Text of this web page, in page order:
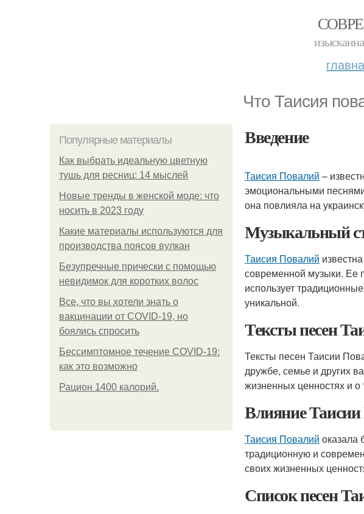
Что Таисия
Популярные материалы
Как выбрать идеальную цветную
тушь для ресниц: 14 мыслей
Новые тренды в женской моде: что
носить в 2023 году
Какие материалы используются для
производства поясов вулкан
Безупречные прически с помощью
невидимок для коротких волос
Все, что вы хотели знать о
вакцинации от COVID-19, но
боялись спросить
Бессимптомное течение COVID-19:
как это возможно
Рацион 1400 калорий.
Введение
Таисия Повалий –
эмоциональными
она повлияла на
Музыкальный
Таисия Повалий
современной музыки. Ее
использует
уникальной.
Тексты песен
Тексты песен Таисии
дружбе, семье и других
жизненных ценностях и о
Влияние
Таисия Повалий оказала
традиционную и
своих жизненных
Список песен